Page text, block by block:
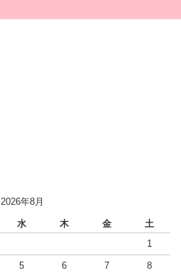
2026年8月
水 木 金
土
1
5 6 7 8